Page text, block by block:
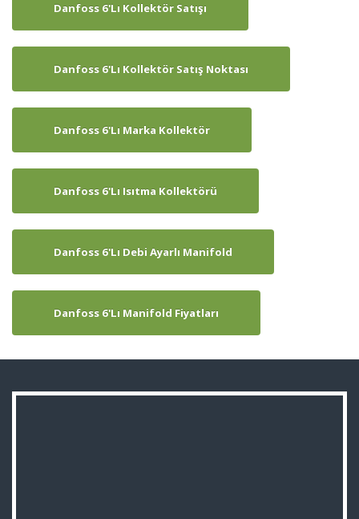
Danfoss 6'lı Kollektör Satışı
Danfoss 6'lı Kollektör Satış Noktası
Danfoss 6'lı Marka Kollektör
Danfoss 6'lı Isıtma Kollektörü
Danfoss 6'lı Debi Ayarlı Manifold
Danfoss 6'lı Manifold Fiyatları